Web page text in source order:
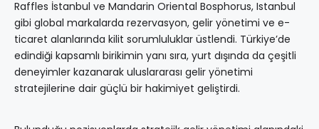
Raffles İstanbul ve Mandarin Oriental Bosphorus, Istanbul
gibi global markalarda rezervasyon, gelir yönetimi ve e-
ticaret alanlarında kilit sorumluluklar üstlendi. Türkiye’de
edindiği kapsamlı birikimin yanı sıra, yurt dışında da çeşitli
deneyimler kazanarak uluslararası gelir yönetimi
stratejilerine dair güçlü bir hakimiyet geliştirdi.